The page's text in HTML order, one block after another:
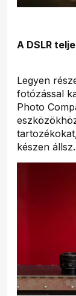
A DSLR
Legyen
fotózással
Photo
készen állsz.